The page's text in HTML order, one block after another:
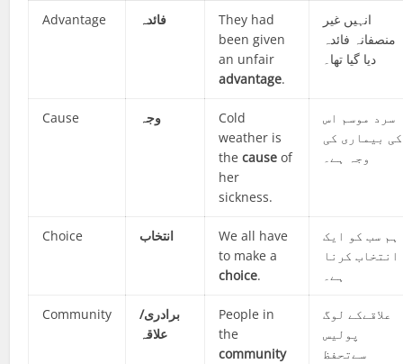
Advantage فائدہ
They had
been given
an unfair
advantage.
انہیں غیر
منصفانہ فائدہ
دیا گیا تھا۔
Cause وجہ
Cold
weather is
thecause of
her
sickness.
سرد موسم اس
کی بیماری کی
وجہ ہے۔
Choice انتخاب
We all have
to make a
choice.
ہم سب کو ایک
انتخاب کرنا
ہے۔
Community
برادری/
علاقہ
People in
the
community
علاقےکے لوگ
پولیس
سےتحفظ